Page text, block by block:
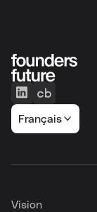
Français
Vision